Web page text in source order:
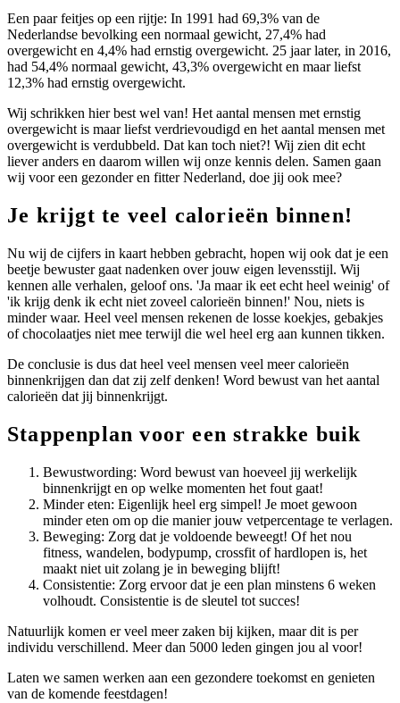
Een paar feitjes op een rijtje: In 1991 had 69,3% van de
Nederlandse bevolking een normaal gewicht, 27,4% had
overgewicht en 4,4% had ernstig overgewicht. 25 jaar later, in 2016,
had 54,4% normaal gewicht, 43,3% overgewicht en maar liefst
12,3% had ernstig overgewicht.
Wij schrikken hier best wel van! Het aantal mensen met ernstig
overgewicht is maar liefst verdrievoudigd en het aantal mensen met
overgewicht is verdubbeld. Dat kan toch niet?! Wij zien dit echt
liever anders en daarom willen wij onze kennis delen. Samen gaan
wij voor een gezonder en fitter Nederland, doe jij ook mee?
Je krijgt te veel calorieën binnen!
Nu wij de cijfers in kaart hebben gebracht, hopen wij ook dat je een
beetje bewuster gaat nadenken over jouw eigen levensstijl. Wij
kennen alle verhalen, geloof ons. 'Ja maar ik eet echt heel weinig' of
'ik krijg denk ik echt niet zoveel calorieën binnen!' Nou, niets is
minder waar. Heel veel mensen rekenen de losse koekjes, gebakjes
of chocolaatjes niet mee terwijl die wel heel erg aan kunnen tikken.
De conclusie is dus dat heel veel mensen veel meer calorieën
binnenkrijgen dan dat zij zelf denken! Word bewust van het aantal
calorieën dat jij binnenkrijgt.
Stappenplan voor een strakke buik
Bewustwording: Word bewust van hoeveel jij werkelijk
binnenkrijgt en op welke momenten het fout gaat!
Minder eten: Eigenlijk heel erg simpel! Je moet gewoon
minder eten om op die manier jouw vetpercentage te verlagen.
Beweging: Zorg dat je voldoende beweegt! Of het nou
fitness, wandelen, bodypump, crossfit of hardlopen is, het
maakt niet uit zolang je in beweging blijft!
Consistentie: Zorg ervoor dat je een plan minstens 6 weken
volhoudt. Consistentie is de sleutel tot succes!
Natuurlijk komen er veel meer zaken bij kijken, maar dit is per
individu verschillend. Meer dan 5000 leden gingen jou al voor!
Laten we samen werken aan een gezondere toekomst en genieten
van de komende feestdagen!